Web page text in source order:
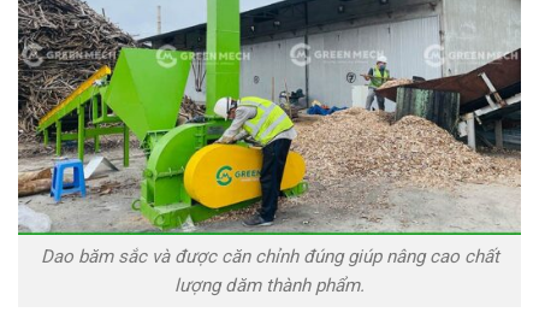
Dao băm sắc và được căn chỉnh đúng giúp nâng cao chất
lượng dăm thành phẩm.